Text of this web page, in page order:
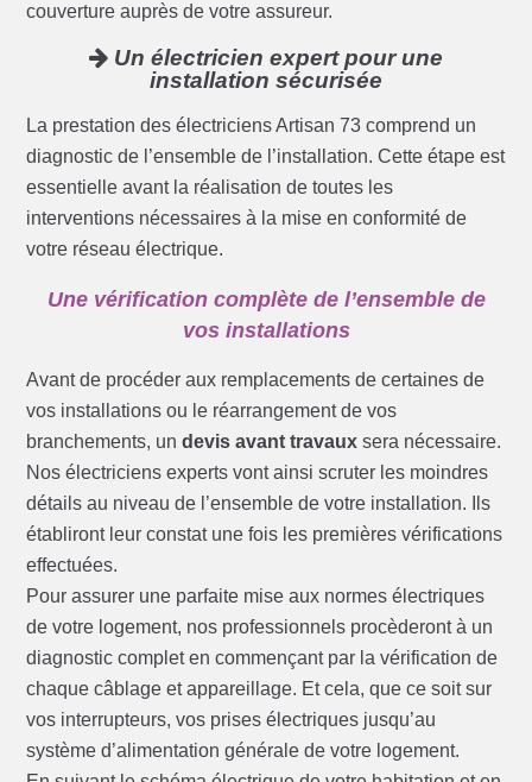
couverture auprès de votre assureur.
Un électricien expert pour une
installation sécurisée
La prestation des électriciens Artisan 73 comprend un
diagnostic de l’ensemble de l’installation. Cette étape est
essentielle avant la réalisation de toutes les
interventions nécessaires à la mise en conformité de
votre réseau électrique.
Une vérification complète de l’ensemble de
vos installations
Avant de procéder aux remplacements de certaines de
vos installations ou le réarrangement de vos
branchements, undevis avant travaux sera nécessaire.
Nos électriciens experts vont ainsi scruter les moindres
détails au niveau de l’ensemble de votre installation. Ils
établiront leur constat une fois les premières vérifications
effectuées.
Pour assurer une parfaite mise aux normes électriques
de votre logement, nos professionnels procèderont à un
diagnostic complet en commençant par la vérification de
chaque câblage et appareillage. Et cela, que ce soit sur
vos interrupteurs, vos prises électriques jusqu’au
système d’alimentation générale de votre logement.